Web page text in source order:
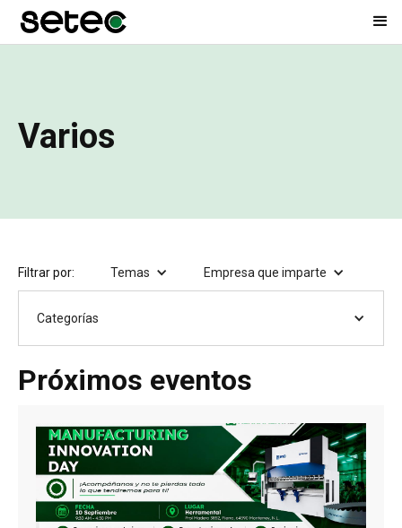
Varios
Filtrar por: Temas Empresa que imparte
Categorías
Próximos eventos